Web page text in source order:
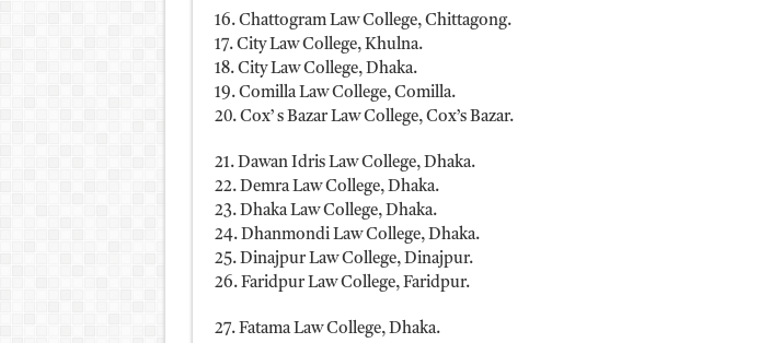
16. Chattogram Law College, Chittagong.
17. City Law College, Khulna.
18. City Law College, Dhaka.
19. Comilla Law College, Comilla.
20. Cox’ s Bazar Law College, Cox’s Bazar.
21. Dawan Idris Law College, Dhaka.
22. Demra Law College, Dhaka.
23. Dhaka Law College, Dhaka.
24. Dhanmondi Law College, Dhaka.
25. Dinajpur Law College, Dinajpur.
26. Faridpur Law College, Faridpur.
27. Fatama Law College, Dhaka.